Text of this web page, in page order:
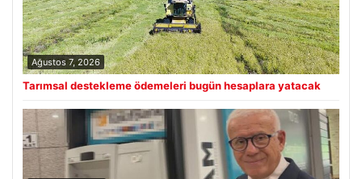
Ağustos 7, 2026
Tarımsal destekleme ödemeleri bugün hesaplara yatacak